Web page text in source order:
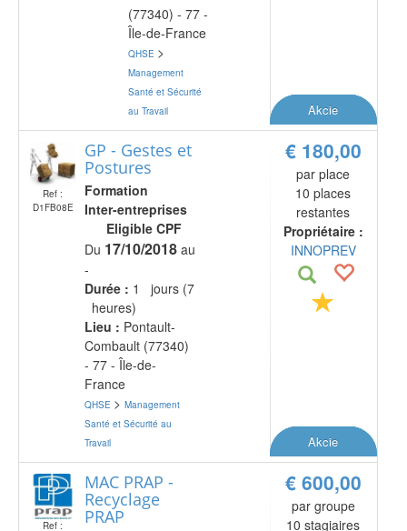
(77340) - 77 -
Île-de-France
QHSE >
Management
Santé et Sécurité
au Travail
Akcie
Ref :
D1FB08E
GP - Gestes et
Postures
Formation
Inter-entreprises
Eligible CPF
Du 17/10/2018 au
-
Durée : 1 jours (7
heures)
Lieu : Pontault-
Combault (77340)
- 77 - Île-de-
France
QHSE > Management
Santé et Sécurité au
Travail
€ 180,00
par place
10 places
restantes
Propriétaire :
INNOPREV
Akcie
Ref :
MAC PRAP -
Recyclage
PRAP
€ 600,00
par groupe
10 stagiaires